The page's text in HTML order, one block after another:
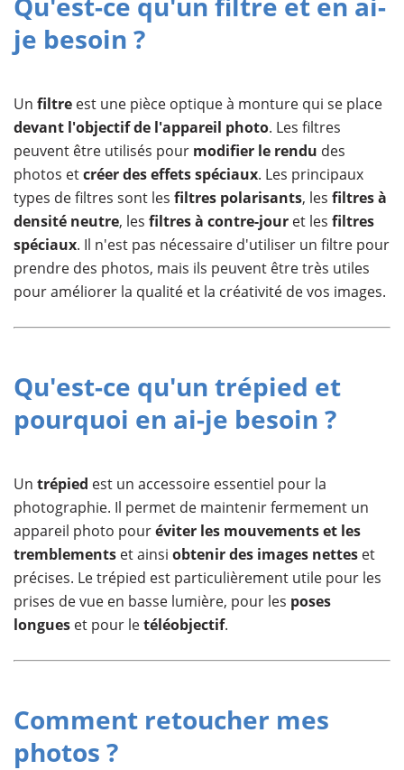
je besoin ?
Un filtre est une pièce optique à monture qui se place
devant l'objectif de l'appareil photo. Les filtres
peuvent être utilisés pour modifier le rendu des
photos etcréer des effets spéciaux. Les principaux
types de filtres sont les filtres polarisants, les filtres à
densité neutre, les filtres à contre-jour et les filtres
spéciaux. Il n'est pas nécessaire d'utiliser un filtre pour
prendre des photos, mais ils peuvent être très utiles
pour améliorer la qualité et la créativité de vos images.
Qu'est-ce qu'un trépied et
pourquoi en ai-je besoin ?
Un trépied est un accessoire essentiel pour la
photographie. Il permet de maintenir fermement un
appareil photo pouréviter les mouvements et les
tremblements et ainsi obtenir des images nettes et
précises. Le trépied est particulièrement utile pour les
prises de vue en basse lumière, pour les poses
longues et pour letéléobjectif.
Comment retoucher mes
photos ?